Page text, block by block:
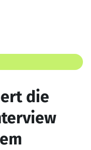
die